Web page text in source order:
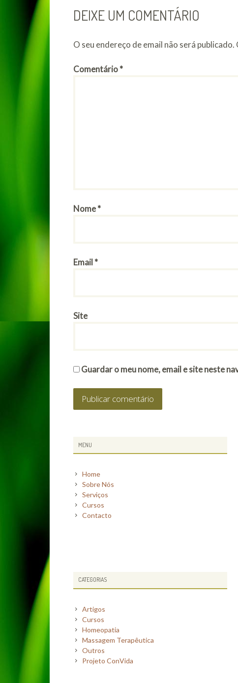
DEIXE UM COMENTÁRIO
O seu endereço de email não será publicado.
Comentário*
Nome*
Email *
Site
Guardar o meu nome, email e site neste
SUBSIDIARY
MENU
Home
Sobre Nós
Serviços
Cursos
Contacto
CATEGORIAS
Artigos
Cursos
Homeopatia
Massagem Terapêutica
Outros
Projeto ConVida